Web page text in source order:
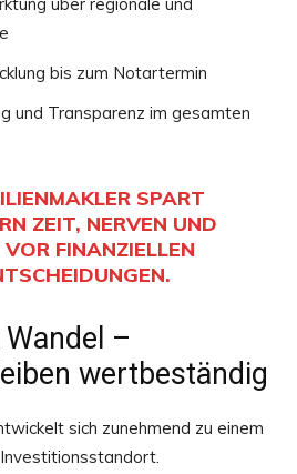
bis zum Notartermin
und Transparenz im gesamten
SPART
ZEIT, NERVEN UND
FINANZIELLEN
–
wertbeständig
sich zunehmend zu einem